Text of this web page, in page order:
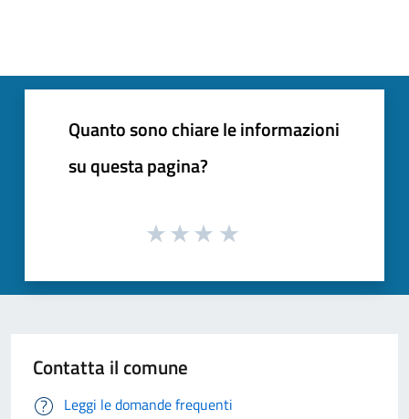
Quanto sono chiare le informazioni
su questa pagina?
Contatta il comune
Leggi le domande frequenti